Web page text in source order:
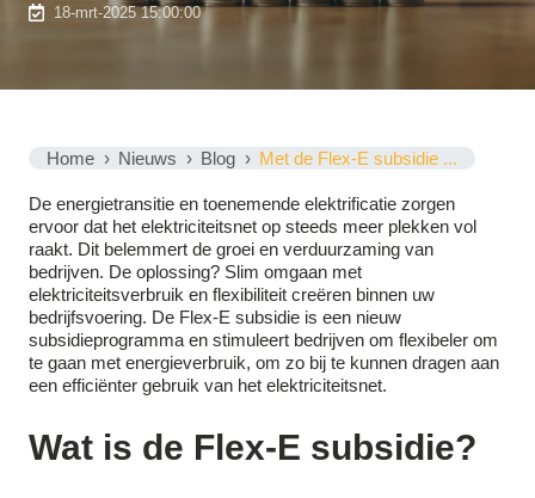
18-mrt-2025 15:00:00
Home Nieuws Blog Met de Flex-E subsidie ...
De energietransitie en toenemende elektrificatie zorgen
ervoor dat het elektriciteitsnet op steeds meer plekken vol
raakt. Dit belemmert de groei en verduurzaming van
bedrijven. De oplossing? Slim omgaan met
elektriciteitsverbruik en flexibiliteit creëren binnen uw
bedrijfsvoering. De Flex-E subsidie is een nieuw
subsidieprogramma en stimuleert bedrijven om flexibeler om
te gaan met energieverbruik, om zo bij te kunnen dragen aan
een efficiënter gebruik van het elektriciteitsnet.
Wat is de Flex-E subsidie?